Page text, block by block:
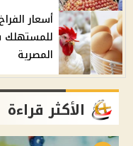
للمستهلك
المصرية
الأكثر قراءة